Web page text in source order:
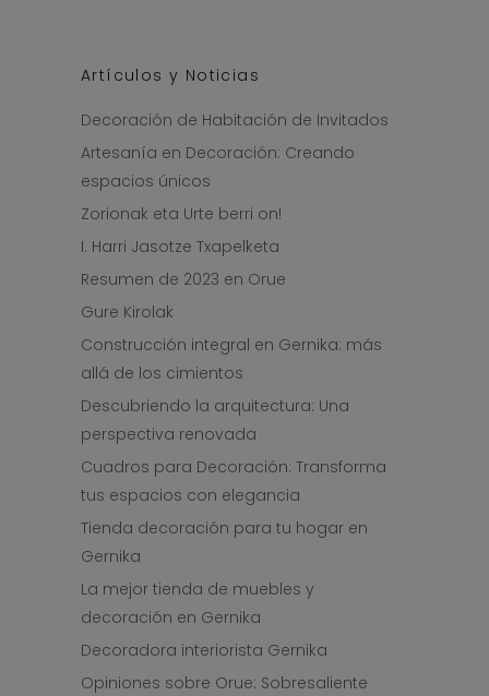
Artículos y Noticias
Decoración de Habitación de Invitados
Artesanía en Decoración: Creando
espacios únicos
Zorionak eta Urte berri on!
I. Harri Jasotze Txapelketa
Resumen de 2023 en Orue
Gure Kirolak
Construcción integral en Gernika: más
allá de los cimientos
Descubriendo la arquitectura: Una
perspectiva renovada
Cuadros para Decoración: Transforma
tus espacios con elegancia
Tienda decoración para tu hogar en
Gernika
La mejor tienda de muebles y
decoración en Gernika
Decoradora interiorista Gernika
Opiniones sobre Orue: Sobresaliente